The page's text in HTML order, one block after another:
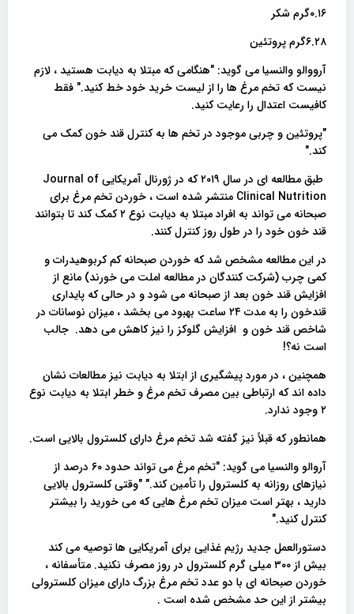
۰.۱۶گرم شکر
۶.۲۸گرم پروتئین
آرووالو والنسیا می گوید: "هنگامی که مبتلا به دیابت هستید ، لازم
نیست که تخم مرغ ها را از لیست خرید خود خط کنید." فقط
کافیست اعتدال را رعایت کنید.
"پروتئین و چربی موجود در تخم ها به کنترل قند خون کمک می
کند."
طبق مطالعه ای در سال ۲۰۱۹ که در ژورنال آمریکایی Journal of
Clinical Nutrition منتشر شده است ، خوردن تخم مرغ برای
صبحانه می تواند به افراد مبتلا به دیابت نوع ۲ کمک کند تا بتوانند
قند خون خود را در طول روز کنترل کنند.
در این مطالعه مشخص شد که خوردن صبحانه کم کربوهیدرات و
کمی چرب (شرکت کنندگان در مطالعه املت می خورند) مانع از
افزایش قند خون بعد از صبحانه می شود و در حالی که پایداری
قندخون را به مدت ۲۴ ساعت بهبود می بخشد ، میزان نوسانات در
شاخص قند خون و افزایش گلوکز را نیز کاهش می دهد. جالب
است نه؟!
همچنین ، در مورد پیشگیری از ابتلا به دیابت نیز مطالعات نشان
داده اند که ارتباطی بین مصرف تخم مرغ و خطر ابتلا به دیابت نوع
۲ وجود ندارد.
همانطور که قبلاً نیز گفته شد تخم مرغ دارای کلسترول بالایی است.
آروالو والنسیا می گوید: "تخم مرغ می تواند حدود ۶۰ درصد از
نیازهای روزانه به کلسترول را تأمین کند." "وقتی کلسترول بالایی
دارید ، بهتر است میزان تخم مرغ هایی که می خورید را بیشتر
کنترل کنید."
دستورالعمل جدید رژیم غذایی برای آمریکایی ها توصیه می کند
بیش از ۳۰۰ میلی گرم کلسترول در روز مصرف نکنید. متأسفانه ،
خوردن صبحانه ای با دو عدد تخم مرغ بزرگ دارای میزان کلسترولی
بیشتر از این حد مشخص شده است .